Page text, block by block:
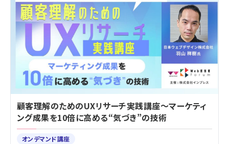
顧客理解のためのUXリサーチ実践講座～マーケティ
ング成果を10倍に高める“気づき”の技術
オンデマンド講座